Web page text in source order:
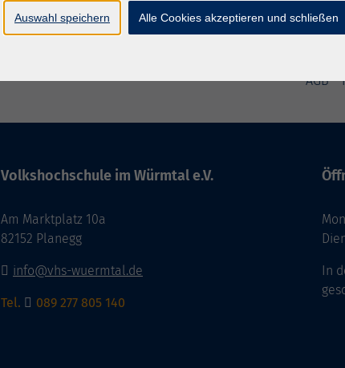
AGB
Volkshochschule im Würmtal e.V.
Am Marktplatz 10a
82152 Planegg
info@vhs-wuermtal.de
Tel. 089 277 805 140
In
Auswahl speichern Alle Cookies akzeptieren und schließen